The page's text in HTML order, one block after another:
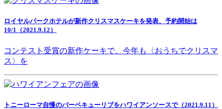
ロイヤルパークホテルが新作クリスマスケーキを発表、予約開始は
10/1（2021.9.12）
コンテスト受賞の新作ケーキで、今年も〈おうちでクリスマ
ス〉を
トニーローマ自慢のバーベキューリブをハワイアンソースで（2021.9.11）